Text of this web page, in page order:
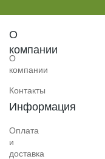
О
компании
Информация
О
компании
Контакты
Оплата
и
доставка